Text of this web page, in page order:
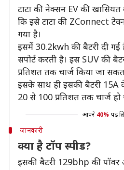
टाटा की नेक्सन EV की
कि इसे टाटा की ZConnect
गया है।
इसमें 30.2kwh की बैटरी दी गई
सपोर्ट करती है। इस SUV की
प्रतिशत तक चार्ज किया जा
इसके साथ ही इसकी बैटरी
20 से 100 प्रतिशत तक चार्ज हो
आपने 40% पढ़
जानकारी
क्या है टॉप स्पीड?
इसकी बैटरी 129bhp की पॉवर